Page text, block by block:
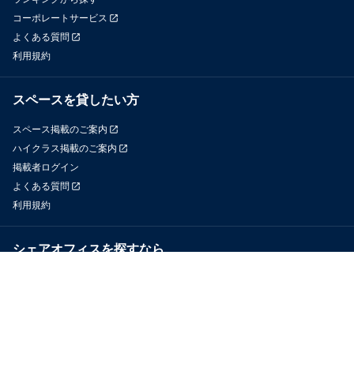
コーポレートサービス
よくある質問
利用規約
スペースを貸したい方
スペース掲載のご案内
ハイクラス掲載のご案内
掲載者ログイン
よくある質問
利用規約
シェアオフィスを探すなら